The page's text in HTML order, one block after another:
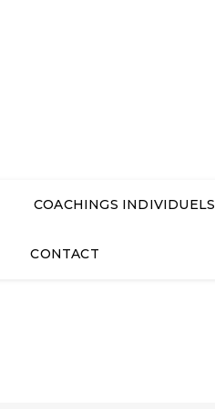
COACHINGS INDIVIDUELS
CONTACT